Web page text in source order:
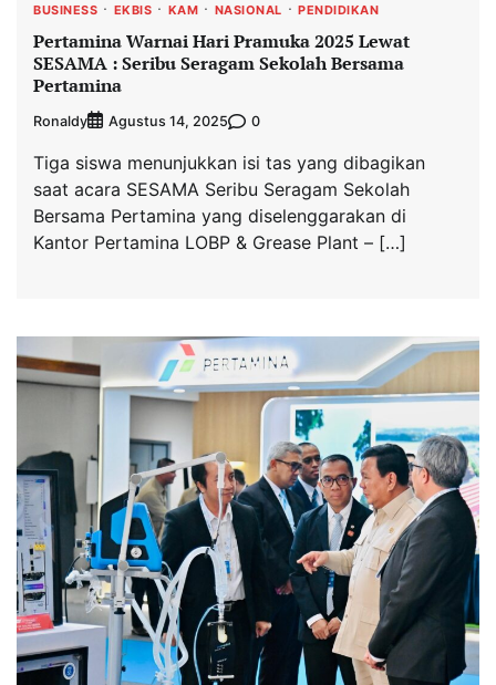
BUSINESS EKBIS KAM NASIONAL PENDIDIKAN
Pertamina Warnai Hari Pramuka 2025 Lewat
SESAMA : Seribu Seragam Sekolah Bersama
Pertamina
Ronaldy Agustus 14, 2025 0
Tiga siswa menunjukkan isi tas yang dibagikan
saat acara SESAMA Seribu Seragam Sekolah
Bersama Pertamina yang diselenggarakan di
Kantor Pertamina LOBP & Grease Plant – […]